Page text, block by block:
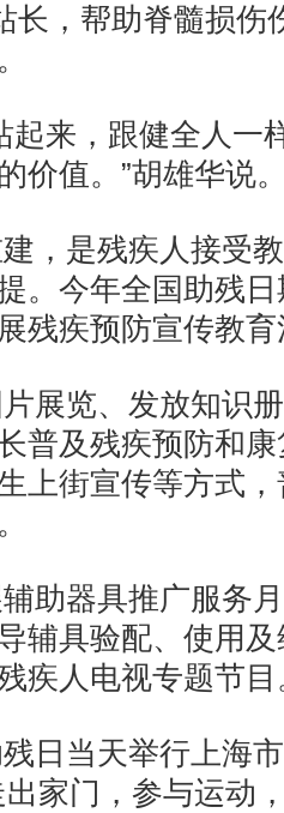
长，帮助脊髓损伤
起来，跟健全人一
价值。”胡雄华说
，是残疾人接受
。今年全国助残
残疾预防宣传教
展览、发放知识
普及残疾预防和
上街宣传等方式
助器具推广服务
辅具验配、使用
疾人电视专题节目
日当天举行上海
家门，参与运动